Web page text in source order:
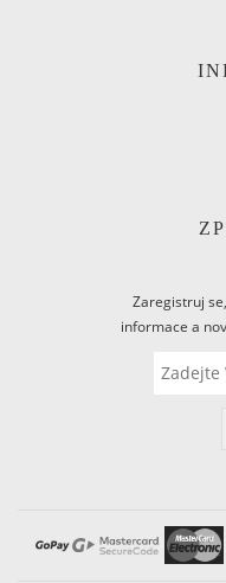
Zaregistruj
informace a